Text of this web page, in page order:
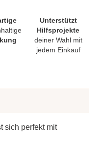
Unterstützt
Hilfsprojekte
deiner Wahl mit
jedem Einkauf
sich perfekt mit